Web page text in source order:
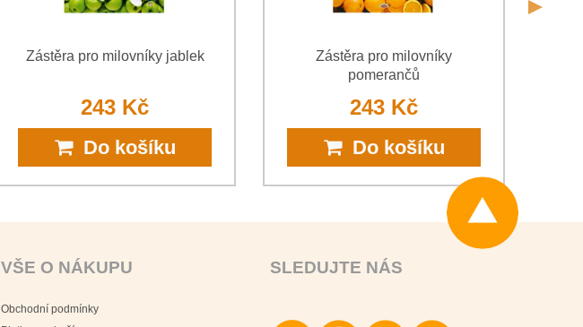
Zástěra pro milovníky jablek
243 Kč
Do košíku
Zástěra pro milovníky
pomerančů
243 Kč
Do košíku
VŠE O NÁKUPU
Obchodní podmínky
SLEDUJTE NÁS